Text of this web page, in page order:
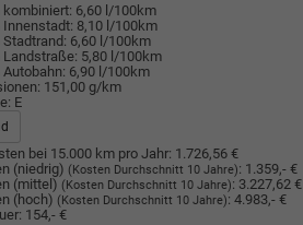
6,60 l/100km
Innenstadt: 8,10 l/100km
6,60 l/100km
Landstraße: 5,80 l/100km
6,90 l/100km
151,00 g/km
E
bei 15.000 km pro Jahr: 1.726,56 €
(niedrig) (Kosten Durchschnitt 10 Jahre): 1.359,- €
(mittel) (Kosten Durchschnitt 10 Jahre): 3.227,62 €
(hoch) (Kosten Durchschnitt 10 Jahre): 4.983,- €
154,- €